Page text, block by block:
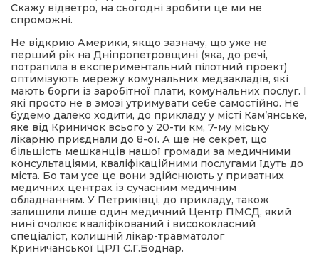
Скажу відветро, на сьогодні зробити це ми не
спроможні.
Не відкрию Америки, якщо зазначу, що уже не
перший рік на Дніпропетровщині (яка, до речі,
потрапила в експериментальний пілотний проект)
оптимізують мережу комунальних медзакладів, які
мають борги із заробітної плати, комунальних послуг. І
які просто не в змозі утримувати себе самостійно. Не
будемо далеко ходити, до прикладу у місті Кам’янське,
яке від Криничок всього у 20-ти км, 7-му міську
лікарню приєднали до 8-ої. А ще не секрет, що
більшість мешканців нашої громади за медичними
консультаціями, кваліфікаційними послугами їдуть до
міста. Бо там усе це вони здійснюють у приватних
медичних центрах із сучасним медичним
обладнанням. У Петриківці, до прикладу, також
залишили лише один медичний Центр ПМСД, який
нині очолює кваліфікований і висококласний
спеціаліст, колишній лікар-травматолог
Криничанської ЦРЛ С.Г.Боднар.